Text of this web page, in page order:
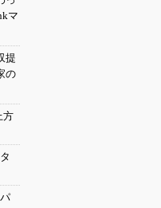
マ
提
の
方